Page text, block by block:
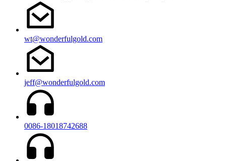
wt@wonderfulgold.com
jeff@wonderfulgold.com
0086-18018742688